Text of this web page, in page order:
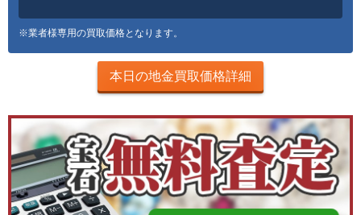
※業者様専用の買取価格となります。
本日の地金買取価格詳細